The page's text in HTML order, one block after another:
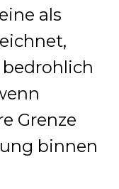
als
Grenze
binnen